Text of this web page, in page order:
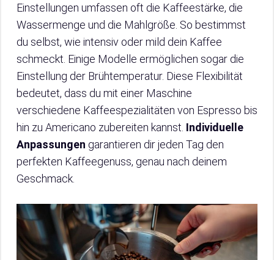
Einstellungen umfassen oft die Kaffeestärke, die
Wassermenge und die Mahlgröße. So bestimmst
du selbst, wie intensiv oder mild dein Kaffee
schmeckt. Einige Modelle ermöglichen sogar die
Einstellung der Brühtemperatur. Diese Flexibilität
bedeutet, dass du mit einer Maschine
verschiedene Kaffeespezialitäten von Espresso bis
hin zu Americano zubereiten kannst. Individuelle
Anpassungen garantieren dir jeden Tag den
perfekten Kaffeegenuss, genau nach deinem
Geschmack.